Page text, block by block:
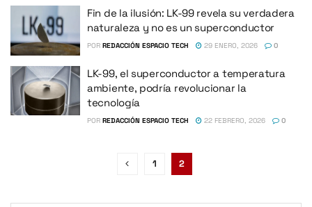
Fin de la ilusión: LK-99 revela su verdadera
naturaleza y no es un superconductor
POR REDACCIÓN ESPACIO TECH 29 ENERO, 2026 0
LK-99, el superconductor a temperatura
ambiente, podría revolucionar la
tecnología
POR REDACCIÓN ESPACIO TECH 22 FEBRERO, 2026 0
1 2